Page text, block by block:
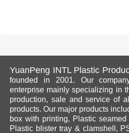
YuanPeng INTL Plastic
founded in 2001. Our
enterprise mainly specializing in
production, sale and service of
products. Our major products
box with printing, Plastic
Plastic blister tray & clamshell,